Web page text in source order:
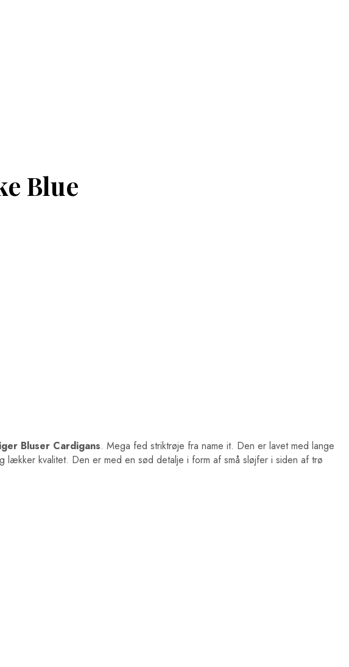
Blue
Bluser Cardigans. Mega fed striktrøje fra name it. Den er lavet med lange
kvalitet. Den er med en sød detalje i form af små sløjfer i siden af trø